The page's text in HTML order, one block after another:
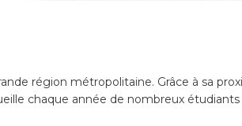
région métropolitaine. Grâce à sa
chaque année de nombreux